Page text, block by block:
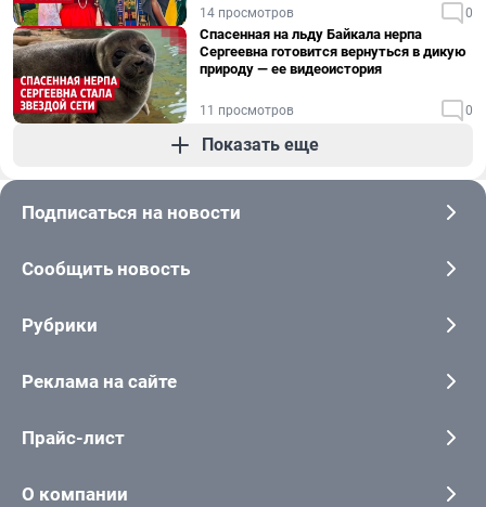
14 просмотров 0
Спасенная на льду Байкала нерпа
Сергеевна готовится вернуться в дикую
природу — ее видеоистория
11 просмотров 0
Показать еще
Подписаться на новости
Сообщить новость
Рубрики
Реклама на сайте
Прайс-лист
О компании